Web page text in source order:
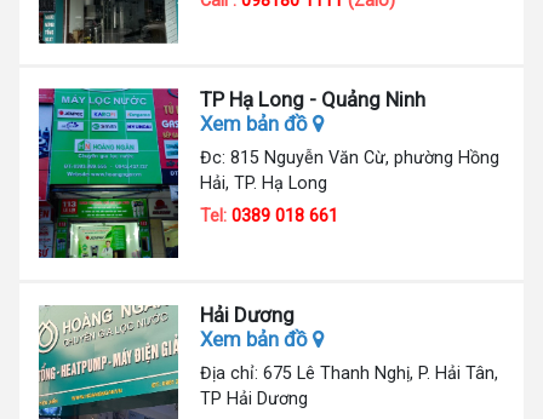
TP Hạ Long - Quảng Ninh
Xem bản đồ
Đc: 815 Nguyễn Văn Cừ, phường Hồng
Hải, TP. Hạ Long
Tel:0389 018 661
Hải Dương
Xem bản đồ
Địa chỉ: 675 Lê Thanh Nghị, P. Hải Tân,
TP Hải Dương